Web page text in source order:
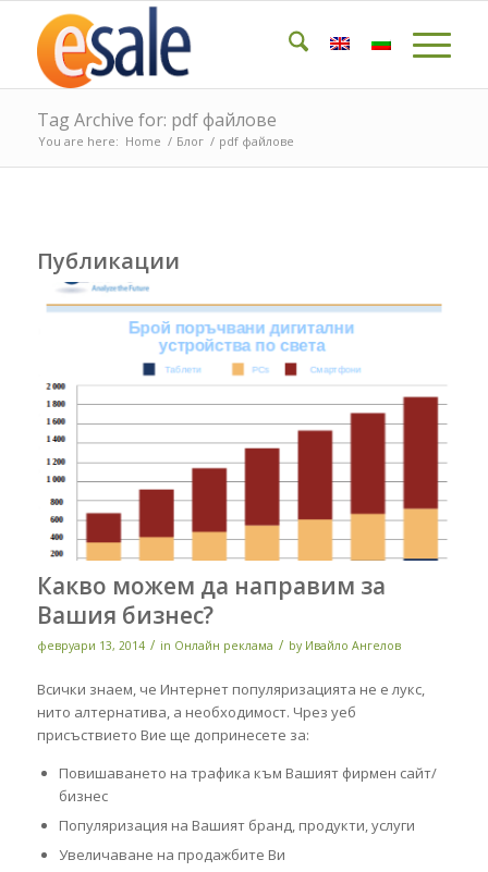
Tag Archive for: pdf файлове
You are here: Home / Блог / pdf файлове
Публикации
Какво можем да направим за
Вашия бизнес?
февруари 13, 2014 / in Онлайн реклама / by Ивайло Ангелов
Всички знаем, че Интернет популяризацията не е лукс,
нито алтернатива, а необходимост. Чрез уеб
присъствието Вие ще допринесете за:
Повишаването на трафика към Вашият фирмен сайт/
бизнес
Популяризация на Вашият бранд, продукти, услуги
Увеличаване на продажбите Ви